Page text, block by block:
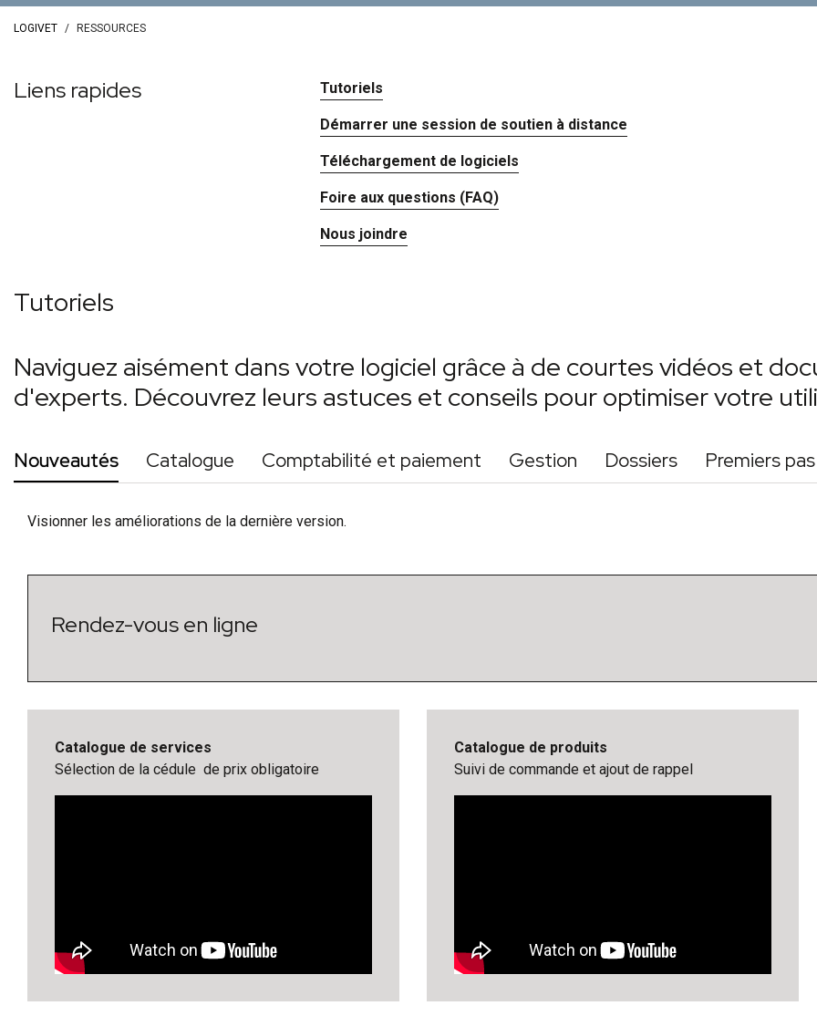
LOGIVET RESSOURCES
Liens rapides Tutoriels
Démarrer une session de soutien à distance
Téléchargement de logiciels
Foire aux questions (FAQ)
Nous joindre
Tutoriels
Naviguez aisément dans votre logiciel grâce à de courtes vidéos et
d'experts. Découvrez leurs astuces et conseils pour optimiser votre
Nouveautés Catalogue Comptabilité et paiement Gestion Dossiers Premiers pas
Visionner les améliorations de la dernière version.
Rendez-vous en ligne
Catalogue de services
Sélection de la cédule de prix obligatoire
Catalogue de produits
Suivi de commande et ajout de rappel